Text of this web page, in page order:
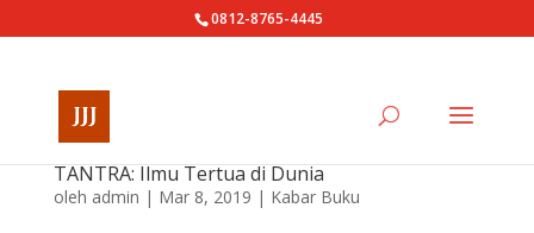
0812-8765-4445
TANTRA: Ilmu Tertua di Dunia
oleh admin | Mar 8, 2019 | Kabar Buku